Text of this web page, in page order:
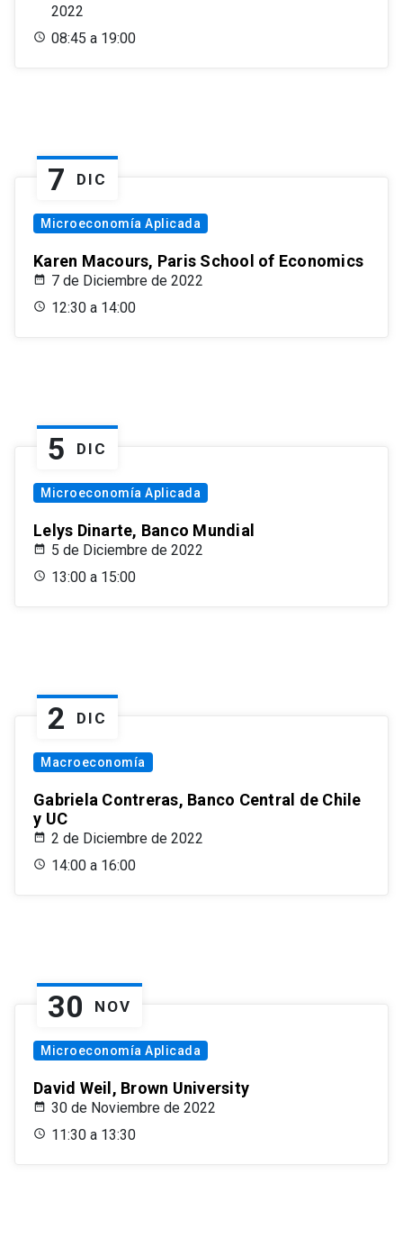
2022
08:45 a 19:00
7 DIC
Microeconomía Aplicada
Karen Macours, Paris School of Economics
7 de Diciembre de 2022
12:30 a 14:00
5 DIC
Microeconomía Aplicada
Lelys Dinarte, Banco Mundial
5 de Diciembre de 2022
13:00 a 15:00
2 DIC
Macroeconomía
Gabriela Contreras, Banco Central de Chile
y UC
2 de Diciembre de 2022
14:00 a 16:00
30 NOV
Microeconomía Aplicada
David Weil, Brown University
30 de Noviembre de 2022
11:30 a 13:30